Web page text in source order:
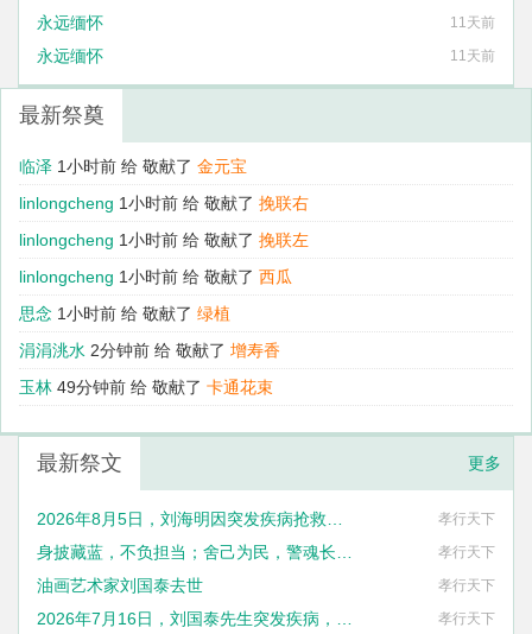
永远缅怀 11天前
永远缅怀 11天前
最新祭奠
临泽 1小时前 给 敬献了 金元宝
linlongcheng 1小时前 给 敬献了 挽联右
linlongcheng 1小时前 给 敬献了 挽联左
linlongcheng 1小时前 给 敬献了 西瓜
思念 1小时前 给 敬献了 绿植
涓涓洮水 2分钟前 给 敬献了 增寿香
玉林 49分钟前 给 敬献了 卡通花束
最新祭文 更多
孝行天下
孝行天下
油画艺术家刘国泰去世 孝行天下
孝行天下